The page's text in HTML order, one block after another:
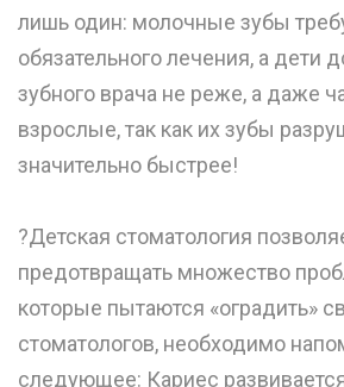
лишь один: молочные зубы
обязательного лечения, а дети
зубного врача не реже, а даже
взрослые, так как их зубы
значительно быстрее! ⠀
?Детская стоматология
предотвращать множество
которые пытаются «оградить»
стоматологов, необходимо
следующее: Кариес